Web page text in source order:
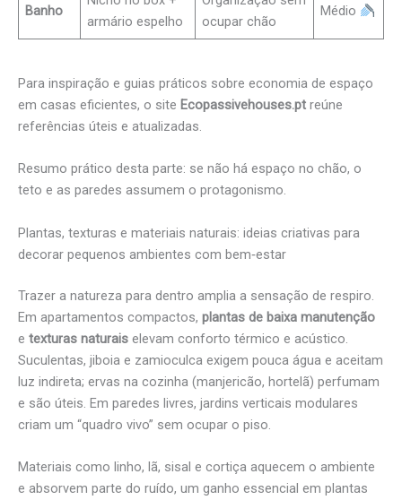
Banho
armário espelho
ocupar chão
Médio
Para inspiração e guias práticos sobre economia de espaço
em casas eficientes, o site Ecopassivehouses.pt reúne
referências úteis e atualizadas.
Resumo prático desta parte: se não há espaço no chão, o
teto e as paredes assumem o protagonismo.
Plantas, texturas e materiais naturais: ideias criativas para
decorar pequenos ambientes com bem‑estar
Trazer a natureza para dentro amplia a sensação de respiro.
Em apartamentos compactos, plantas de baixa manutenção
e texturas naturais elevam conforto térmico e acústico.
Suculentas, jiboia e zamioculca exigem pouca água e aceitam
luz indireta; ervas na cozinha (manjericão, hortelã) perfumam
e são úteis. Em paredes livres, jardins verticais modulares
criam um “quadro vivo” sem ocupar o piso.
Materiais como linho, lã, sisal e cortiça aquecem o ambiente
e absorvem parte do ruído, um ganho essencial em plantas